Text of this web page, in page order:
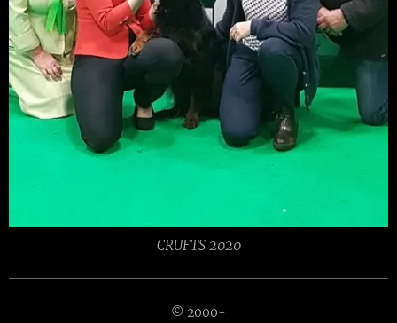
CRUFTS 2020
© 2000-